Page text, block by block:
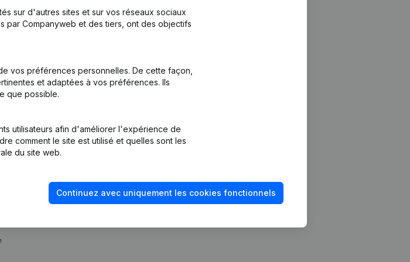
sur d'autres sites et sur vos réseaux sociaux
par Companyweb et des tiers, ont des objectifs
vos préférences personnelles. De cette façon,
et adaptées à vos préférences. Ils
que possible.
utilisateurs afin d'améliorer l'expérience de
comment le site est utilisé et quelles sont les
du site web.
Continuez avec uniquement les cookies fonctionnels
fraude
Consulter des comptes annuels
Vérification de la solvabilité